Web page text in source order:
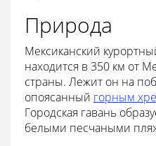
Природа
Мексиканский
находится в 350 км от
страны. Лежит он на
опоясанный горным
Городская гавань
белыми песчаными